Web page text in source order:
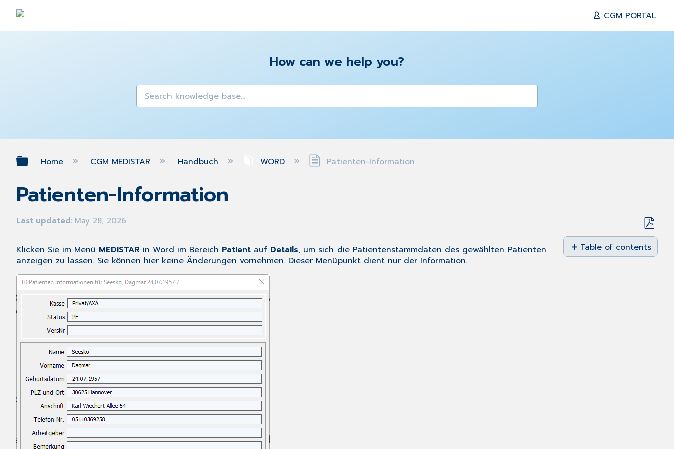
CGM PORTAL
How can we help you?
Expand/collapse global hierarchy
Home CGM MEDISTAR Handbuch WORD Patienten-Information
Patienten-Information
Last updated May 28, 2026
Save
as
PDF
Table of contents
No
Klicken Sie im Menü MEDISTAR in Word im Bereich Patient auf Details, um sich die Patientenstammdaten des gewählten Patienten
anzeigen zu lassen. Sie können hier keine Änderungen vornehmen. Dieser Menüpunkt dient nur der Information.